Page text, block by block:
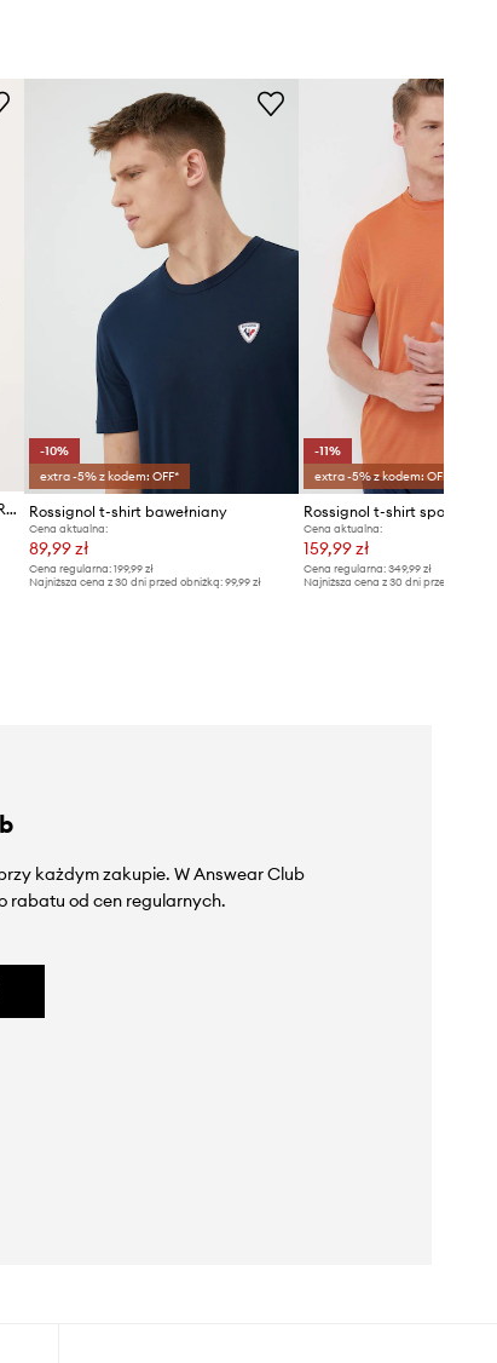
Rossignol t-shirt bawełniany WATERFALL RELAX
-10%
extra -5% z kodem: OFF*
Rossignol t-shirt bawełniany
Cena aktualna:
89,99 zł
Cena regularna:199,99 zł
Najniższa cena z 30 dni przed obniżką:99,99 zł
-11%
extra -5% z kodem: OFF*
Rossignol t-shirt sportowy
Cena aktualna:
159,99 zł
Cena regularna: 349,99 zł
Najniższa cena z 30 dni przed obniżką:
każdym zakupie. W Answear Club
rabatu od cen regularnych.